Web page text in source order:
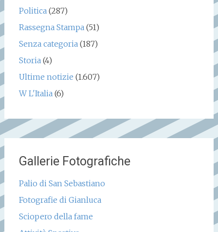
Politica(287)
Rassegna Stampa(51)
Senza categoria(187)
Storia(4)
Ultime notizie (1.607)
W L'Italia(6)
Gallerie Fotografiche
Palio di San Sebastiano
Fotografie di Gianluca
Sciopero della fame